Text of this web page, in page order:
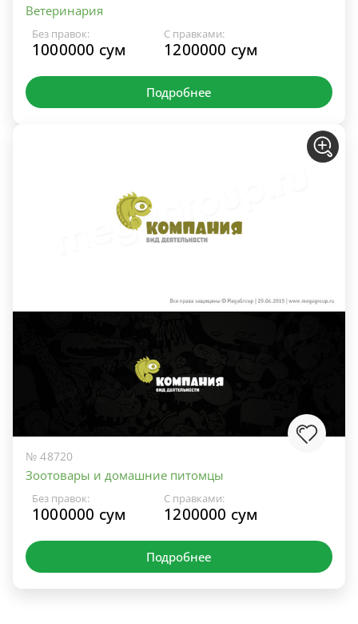
Ветеринария
Без правок:
1000000 сум
С правками:
1200000 сум
Подробнее
№ 48720
Зоотовары и домашние питомцы
Без правок:
1000000 сум
С правками:
1200000 сум
Подробнее